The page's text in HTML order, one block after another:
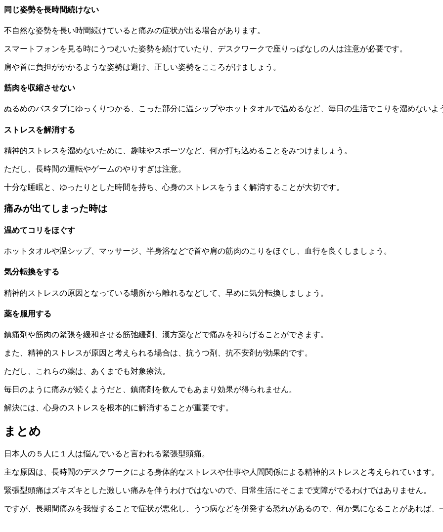
同じ姿勢を長時間続けない
不自然な姿勢を長い時間続けていると痛みの症状が出る場合があります。
スマートフォンを見る時にうつむいた姿勢を続けていたり、デスクワークで座りっぱなしの人は注意が必要です。
肩や首に負担がかかるような姿勢は避け、正しい姿勢をこころがけましょう。
筋肉を収縮させない
ぬるめのバスタブにゆっくりつかる、こった部分に温シップやホットタオルで温めるなど、毎日の生活でこりを溜めないよ
ストレスを解消する
精神的ストレスを溜めないために、趣味やスポーツなど、何か打ち込めることをみつけましょう。
ただし、長時間の運転やゲームのやりすぎは注意。
十分な睡眠と、ゆったりとした時間を持ち、心身のストレスをうまく解消することが大切です。
痛みが出てしまった時は
温めてコリをほぐす
ホットタオルや温シップ、マッサージ、半身浴などで首や肩の筋肉のこりをほぐし、血行を良くしましょう。
気分転換をする
精神的ストレスの原因となっている場所から離れるなどして、早めに気分転換しましょう。
薬を服用する
鎮痛剤や筋肉の緊張を緩和させる筋弛緩剤、漢方薬などで痛みを和らげることができます。
また、精神的ストレスが原因と考えられる場合は、抗うつ剤、抗不安剤が効果的です。
ただし、これらの薬は、あくまでも対象療法。
毎日のように痛みが続くようだと、鎮痛剤を飲んでもあまり効果が得られません。
解決には、心身のストレスを根本的に解消することが重要です。
まとめ
日本人の５人に１人は悩んでいると言われる緊張型頭痛。
主な原因は、長時間のデスクワークによる身体的なストレスや仕事や人間関係による精神的ストレスと考えられています。
緊張型頭痛はズキズキとした激しい痛みを伴うわけではないので、日常生活にそこまで支障がでるわけではありません。
ですが、長期間痛みを我慢することで症状が悪化し、 うつ病などを併発する恐れがあるので、何か気になることがあれば